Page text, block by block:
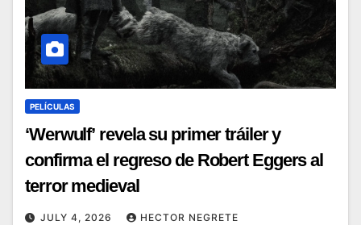
PELÍCULAS
‘Werwulf’ revela su primer tráiler y
confirma el regreso de Robert Eggers al
terror medieval
JULY 4, 2026 HECTOR NEGRETE